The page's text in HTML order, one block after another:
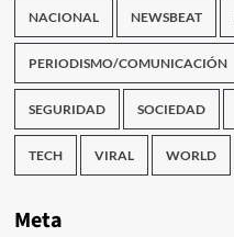
NACIONAL NEWSBEAT
PERIODISMO/COMUNICACIÓN
SEGURIDAD SOCIEDAD
TECH VIRAL WORLD
Meta